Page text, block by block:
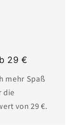
29 €
mehr Spaß
die
von 29 €.